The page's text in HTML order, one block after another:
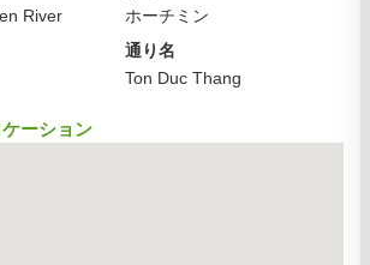
River
ホーチミン
通り名
Ton Duc Thang
ーション